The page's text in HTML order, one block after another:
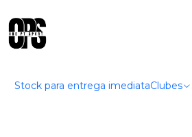
Stock para entrega imediataClubes